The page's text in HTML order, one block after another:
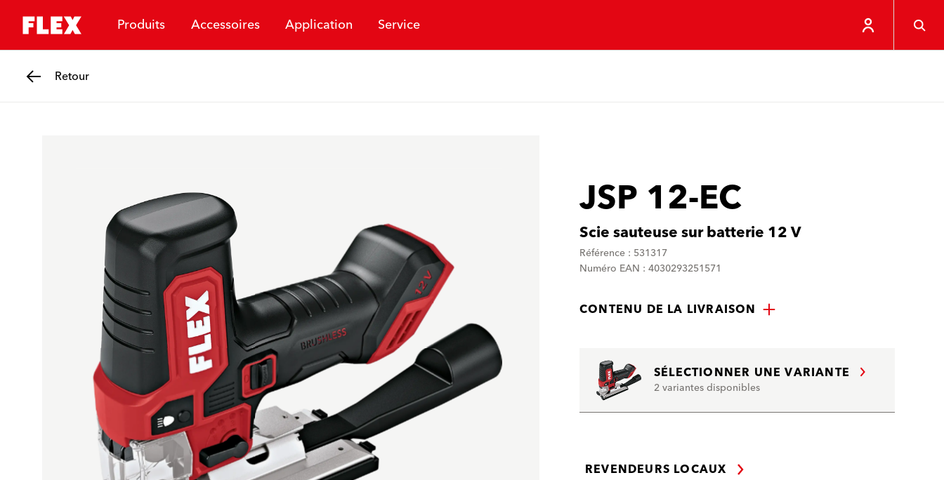
Produits Accessoires Application Service
Retour
JSP 12-EC
Scie sauteuse sur batterie 12 V
Référence : 531317
Numéro EAN : 4030293251571
CONTENU DE LA LIVRAISON
SÉLECTIONNER UNE VARIANTE
2 variantes disponibles
REVENDEURS LOCAUX